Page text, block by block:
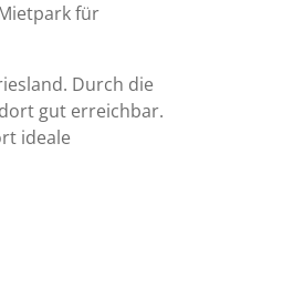
für
Durch die
gut erreichbar.
ideale